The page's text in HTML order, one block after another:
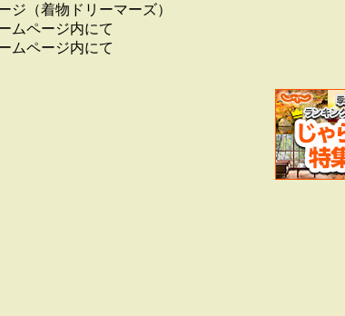
（着物ドリーマーズ）
ムページ内にて
ムページ内にて